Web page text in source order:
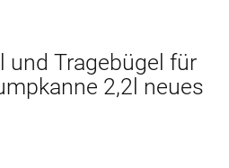
und Tragebügel für
2,2l neues